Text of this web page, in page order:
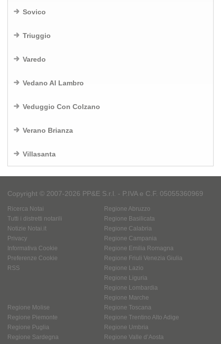
Sovico
Triuggio
Varedo
Vedano Al Lambro
Veduggio Con Colzano
Verano Brianza
Villasanta
Copyright © 2007-2026 PP&E S.r.l. - P.IVA e C.F. 05055360969
Ricerca Notai
Tutti i distretti notarili
Notizie Notai.it
Privacy
Informativa Cookie
Preferenze Cookie
RSS
Regione Abruzzo
Regione Basilicata
Regione Calabria
Regione Campania
Regione Emilia Romagna
Regione Friuli Venezia Giulia
Regione Lazio
Regione Liguria
Regione Lombardia
Regione Marche
Regione Molise
Regione Piemonte
Regione Puglia
Regione Sardegna
Regione Toscana
Regione Trentino Alto Adige
Regione Umbria
Regione Valle d’Aosta